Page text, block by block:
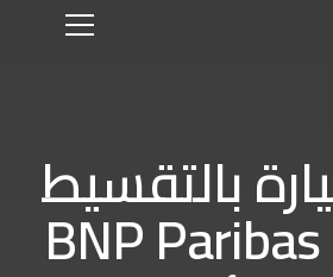
بالتقسيط
من بنك BNP Paribas